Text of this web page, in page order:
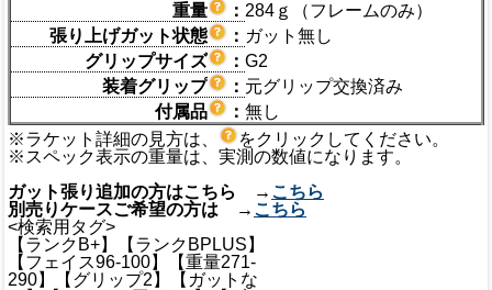
重量
： 284ｇ（フレームのみ）
張り上げガット状態
： ガット無し
グリップサイズ
： G2
装着グリップ
： 元グリップ交換済み
付属品
： 無し
※ラケット詳細の見方は、
をクリックしてください。
※スペック表示の重量は、実測の数値になります。
ガット張り追加の方はこちら → こちら
別売りケースご希望の方は → こちら
<検索用タグ>
【ランクB+】【ランクBPLUS】
【フェイス96-100】【重量271-
290】【グリップ2】【ガットな